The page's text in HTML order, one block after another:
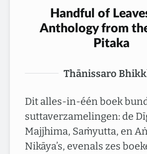
Handful of
Anthology from
Pitaka
Thānissaro
Dit alles-in-één boek
suttaverzamelingen: de
Majjhima, Saṁyutta, en
Nikāya’s, evenals zes